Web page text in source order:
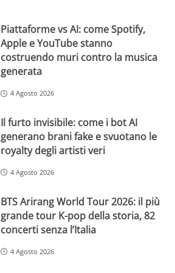
Piattaforme vs AI: come Spotify,
Apple e YouTube stanno
costruendo muri contro la musica
generata
4 Agosto 2026
Il furto invisibile: come i bot AI
generano brani fake e svuotano le
royalty degli artisti veri
4 Agosto 2026
BTS Arirang World Tour 2026: il più
grande tour K-pop della storia, 82
concerti senza l’Italia
4 Agosto 2026